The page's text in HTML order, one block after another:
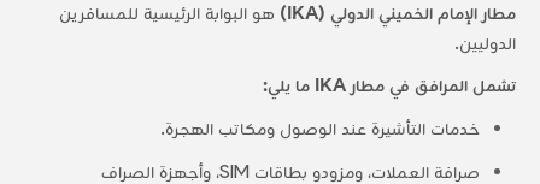
مطار الإمام الخميني الدولي (IKA)
هو البوابة الرئيسية للمسافرين
الدوليين.
تشمل المرافق في مطار IKA ما يلي:
خدمات التأشيرة عند الوصول ومكاتب الهجرة.
صرافة العملات، ومزودو بطاقات SIM، وأجهزة الصراف